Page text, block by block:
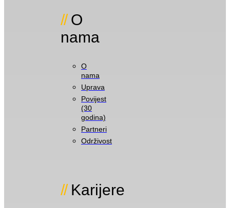
O
nama
O
nama
Uprava
Povijest
(30
godina)
Partneri
Održivost
Karijere